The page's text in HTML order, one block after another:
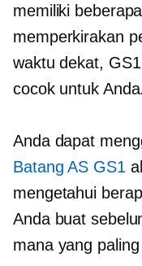
memiliki
memperkirakan
waktu dekat,
cocok untuk Anda.
Anda dapat
Batang AS GS1
mengetahui
Anda buat
mana yang